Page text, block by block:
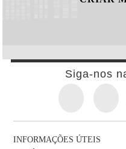
Siga-nos
INFORMAÇÕES ÚTEIS